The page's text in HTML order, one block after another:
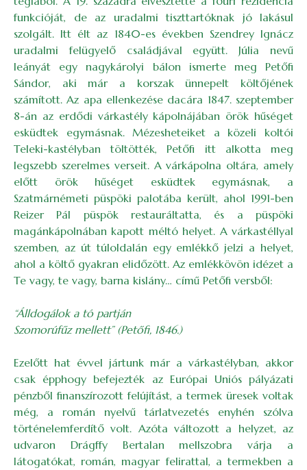
funkcióját, de az uradalmi tiszttartóknak jó lakásul
szolgált. Itt élt az 1840-es években Szendrey Ignácz
uradalmi felügyelő családjával együtt. Júlia nevű
leányát egy nagykárolyi bálon ismerte meg Petőfi
Sándor, aki már a korszak ünnepelt költőjének
számított. Az apa ellenkezése dacára 1847. szeptember
8-án az erdődi várkastély kápolnájában örök hűséget
esküdtek egymásnak. Mézesheteiket a közeli koltói
Teleki-kastélyban töltötték, Petőfi itt alkotta meg
legszebb szerelmes verseit. A várkápolna oltára, amely
előtt örök hűséget esküdtek egymásnak, a
Szatmárnémeti püspöki palotába került, ahol 1991-ben
Reizer Pál püspök restauráltatta, és a püspöki
magánkápolnában kapott méltó helyet. A várkastéllyal
szemben, az út túloldalán egy emlékkő jelzi a helyet,
ahol a költő gyakran elidőzött. Az emlékkövön idézet a
Te vagy, te vagy, barna kislány… című Petőfi versből:
“Álldogálok a tó partján
Szomorúfűz mellett” (Petőfi, 1846.)
Ezelőtt hat évvel jártunk már a várkastélyban, akkor
csak épphogy befejezték az Európai Uniós pályázati
pénzből finanszírozott felújítást, a termek üresek voltak
még, a román nyelvű tárlatvezetés enyhén szólva
történelemferdítő volt. Azóta változott a helyzet, az
udvaron Drágffy Bertalan mellszobra várja a
látogatókat, román, magyar felirattal, a termekben a